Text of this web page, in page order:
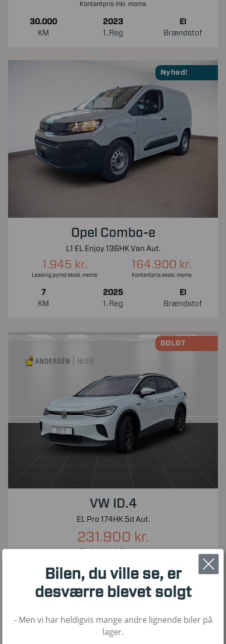
Kontantpris inkl. moms
30.000
KM
2023
1. Reg
El
Brændstof
Nyhed!
Opel Combo-e
L1 EL Enjoy 136HK Van Aut.
1.945 kr.
Leasing pr/md ekskl. moms
164.900 kr.
Kontantpris ekskl. moms
7
KM
2025
1. Reg
El
Brændstof
SOLGT
VW ID.4
EL Pro 174HK 5d Aut.
231.900 kr.
Kontantpris inkl. moms
52.500
KM
2022
1. Reg
El
Brændstof
Nyhed!
Bilen, du ville se, er
desværre blevet solgt
- Men vi har heldigvis mange andre lignende biler på
lager.